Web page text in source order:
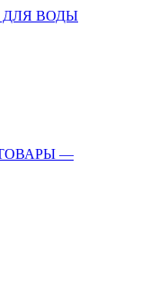
ДЛЯ ВОДЫ
—